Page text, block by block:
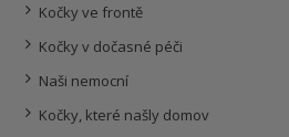
Kočky ve frontě
Kočky v dočasné péči
Naši nemocní
Kočky, které našly domov